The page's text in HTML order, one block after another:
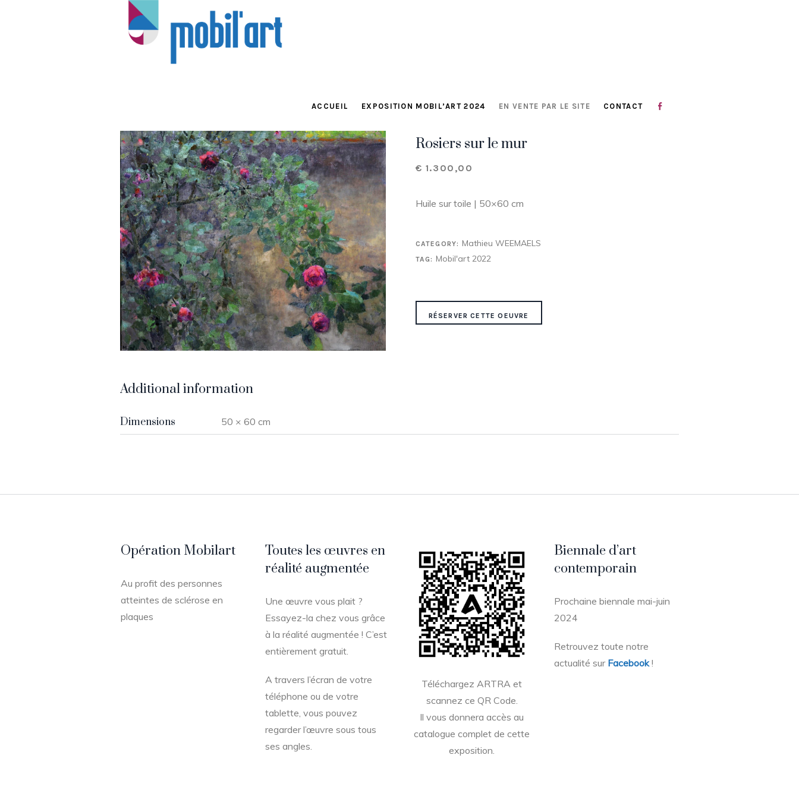
ACCUEIL EXPOSITION MOBIL’ART 2024 EN VENTE PAR LE SITE CONTACT
Rosiers sur le mur
€ 1.300,00
Huile sur toile | 50×60 cm
CATEGORY: Mathieu WEEMAELS
TAG: Mobil'art 2022
RÉSERVER CETTE OEUVRE
Additional information
Dimensions 50 × 60 cm
Opération Mobilart
Au profit des personnes
atteintes de sclérose en
plaques
Toutes les œuvres en
réalité augmentée
Une œuvre vous plait ?
Essayez-la chez vous grâce
à la réalité augmentée ! C’est
entièrement gratuit.
A travers l’écran de votre
téléphone ou de votre
tablette, vous pouvez
regarder l’œuvre sous tous
ses angles.
Téléchargez ARTRA et
scannez ce QR Code.
Il vous donnera accès au
catalogue complet de cette
exposition.
Biennale d’art
contemporain
Prochaine biennale mai-juin
2024
Retrouvez toute notre
actualité sur Facebook!